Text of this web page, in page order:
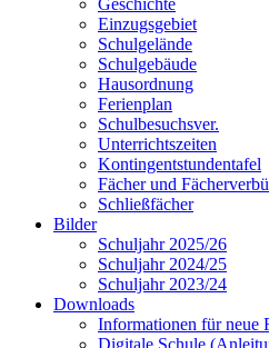
Einzugsgebiet
Schulgelände
Schulgebäude
Hausordnung
Ferienplan
Schulbesuchsver.
Unterrichtszeiten
Kontingentstundentafel
Fächer und
Schließfächer
Bilder
Schuljahr 2025/26
Schuljahr 2024/25
Schuljahr 2023/24
Downloads
Informationen für neue
Digitale Schule